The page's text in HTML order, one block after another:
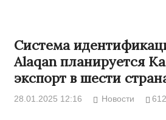
Система
Alaqan планируется
экспорт в шести
28.01.2025 12:16 Новости 612